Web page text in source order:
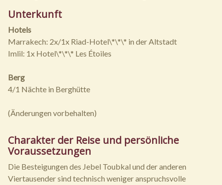
Unterkunft
Hotels
Marrakech: 2x/1x Riad-Hotel\*\*\* in der Altstadt
Imlil: 1x Hotel\*\*\* Les Étoiles
Berg
4/1 Nächte in Berghütte
(Änderungen vorbehalten)
Charakter der Reise und persönliche
Voraussetzungen
Die Besteigungen des Jebel Toubkal und der anderen
Viertausender sind technisch weniger anspruchsvolle